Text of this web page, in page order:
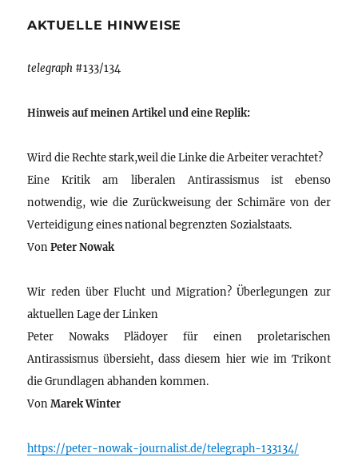
AKTUELLE HINWEISE
telegraph #133/134
Hinweis auf meinen Artikel und eine Replik:
Wird die Rechte stark,weil die Linke die Arbeiter verachtet?
Eine Kritik am liberalen Antirassismus ist ebenso
notwendig, wie die Zurückweisung der Schimäre von der
Verteidigung eines national begrenzten Sozialstaats.
VonPeter Nowak
Wir reden über Flucht und Migration? Überlegungen zur
aktuellen Lage der Linken
Peter Nowaks Plädoyer für einen proletarischen
Antirassismus übersieht, dass diesem hier wie im Trikont
die Grundlagen abhanden kommen.
VonMarek Winter
https://peter-nowak-journalist.de/telegraph-133134/